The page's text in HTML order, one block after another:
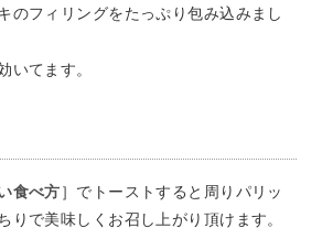
のフィリングをたっぷり包み込みまし
いてます。
食べ方］でトーストすると周りパリッ
りで美味しくお召し上がり頂けます。